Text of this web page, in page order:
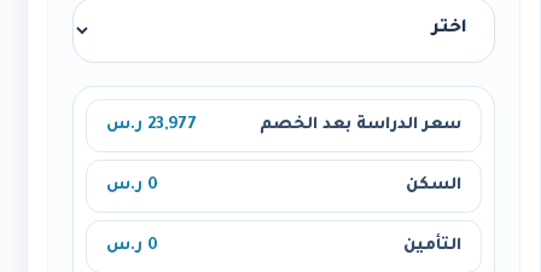
سعر الدراسة بعد الخصم 23,977 ر.س
السكن 0 ر.س
التأمين 0 ر.س